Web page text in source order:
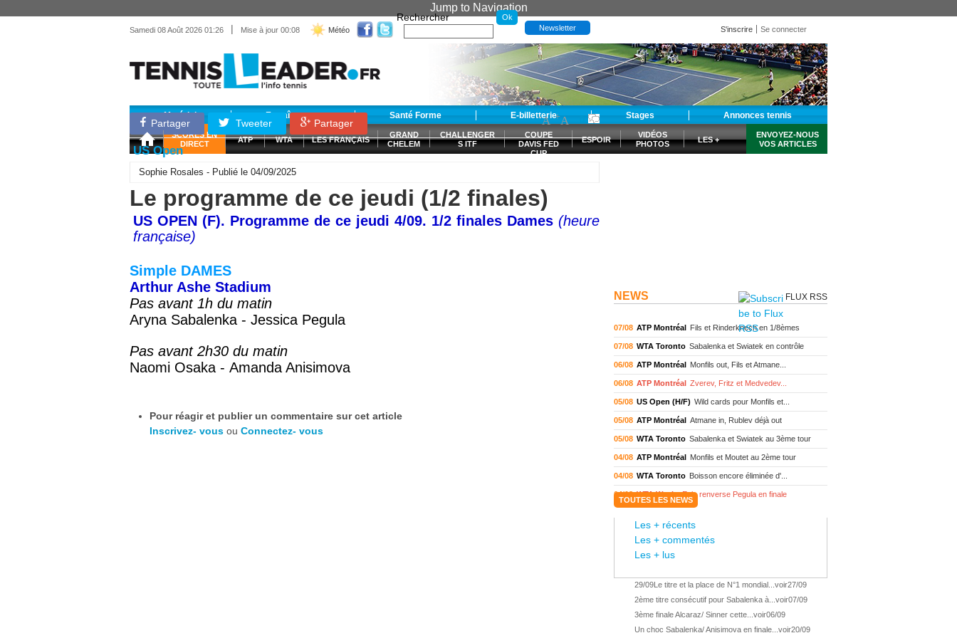
Jump to Navigation
Samedi 08 Août 2026 01:26 | Mise à jour 00:08 Météo
Rechercher
Newsletter S'inscrire Se connecter
Matériel Entraînement Santé Forme E-billetterie Stages Annonces tennis
SCORES EN
DIRECT
ATP WTA LES FRANÇAIS
GRAND
CHELEM
CHALLENGER
S ITF
COUPE
DAVIS FED
CUP
ESPOIR
VIDÉOS
PHOTOS
LES +
ENVOYEZ-NOUS
VOS ARTICLES
Partager Tweeter Partager
-A +A
US Open
Sophie Rosales - Publié le 04/09/2025
Le programme de ce jeudi (1/2 finales)
US OPEN (F). Programme de ce jeudi 4/09. 1/2 finales Dames (heure
française)
Simple DAMES
Arthur Ashe Stadium
Pas avant 1h du matin
Aryna Sabalenka - Jessica Pegula
Pas avant 2h30 du matin
Naomi Osaka - Amanda Anisimova
Pour réagir et publier un commentaire sur cet article
Inscrivez- vous ou Connectez- vous
NEWS FLUX RSS
07/08 ATP Montréal Fils et Rinderknech en 1/8èmes
07/08 WTA Toronto Sabalenka et Swiatek en contrôle
06/08 ATP Montréal Monfils out, Fils et Atmane...
06/08 ATP Montréal Zverev, Fritz et Medvedev...
05/08 US Open (H/F) Wild cards pour Monfils et...
05/08 ATP Montréal Atmane in, Rublev déjà out
05/08 WTA Toronto Sabalenka et Swiatek au 3ème tour
04/08 ATP Montréal Monfils et Moutet au 2ème tour
04/08 WTA Toronto Boisson encore éliminée d'...
04/08 WTA Wash. Eala renverse Pegula en finale
WTA Memphis Liutova, 16 ans et déjà titrée
ATP Wash.
WTA Wash. Eala domine Svitolina
ATP Wash. De Minaur éliminé en 1/4
TOUTES LES NEWS
Les + récents
Les + commentés
Les + lus
29/09Le titre et la place de N°1 mondial... voir27/09
2ème titre consécutif pour Sabalenka à... voir07/09
3ème finale Alcaraz/ Sinner cette... voir06/09
Un choc Sabalenka/ Anisimova en finale... voir20/09